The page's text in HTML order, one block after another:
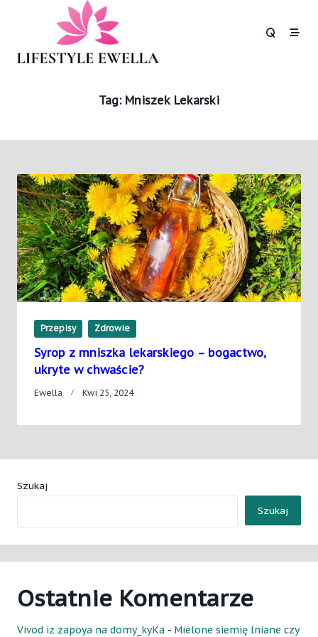
Tag: Mniszek Lekarski
Przepisy Zdrowie
Syrop z mniszka lekarskiego – bogactwo,
ukryte w chwaście?
Ewella Kwi 25, 2024
Szukaj
Szukaj
Ostatnie Komentarze
Vivod iz zapoya na domy_kyKa - Mielone siemię lniane czy